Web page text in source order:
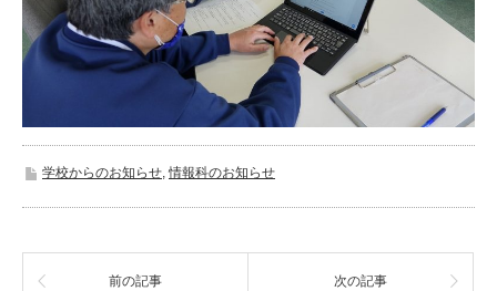
学校からのお知らせ,情報科のお知らせ
前の記事 次の記事